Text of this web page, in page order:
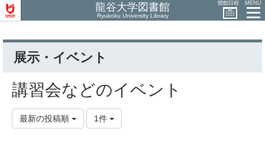
龍谷大学図書館
Ryukoku University Library
開館日程 MENU
展示・イベント
講習会などのイベント
最新の投稿順 1件